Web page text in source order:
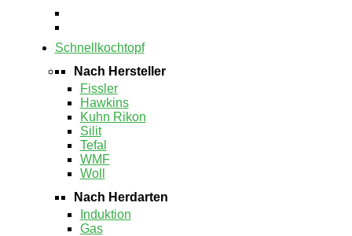
Schnellkochtopf
Nach Hersteller
Fissler
Hawkins
Kuhn Rikon
Silit
Tefal
WMF
Woll
Nach Herdarten
Induktion
Gas